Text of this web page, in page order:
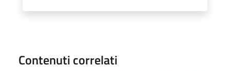
Contenuti correlati